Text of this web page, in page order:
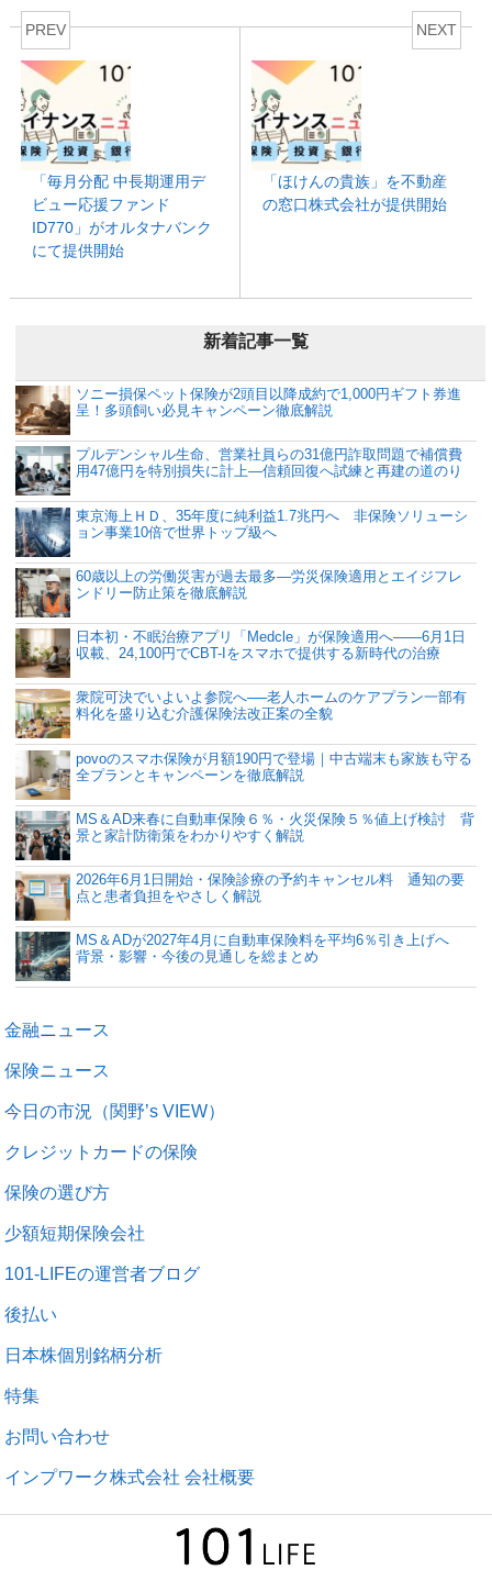
PREV
「毎月分配 中長期運用デ
ビュー応援ファンド
ID770」がオルタナバンク
にて提供開始
NEXT
「ほけんの貴族」を不動産
の窓口株式会社が提供開始
新着記事一覧
ソニー損保ペット保険が2頭目以降成約で1,000円ギフト券進
呈！多頭飼い必見キャンペーン徹底解説
プルデンシャル生命、営業社員らの31億円詐取問題で補償費
用47億円を特別損失に計上―信頼回復へ試練と再建の道のり
東京海上ＨＤ、35年度に純利益1.7兆円へ 非保険ソリューシ
ョン事業10倍で世界トップ級へ
60歳以上の労働災害が過去最多―労災保険適用とエイジフレ
ンドリー防止策を徹底解説
日本初・不眠治療アプリ「Medcle」が保険適用へ――6月1日
収載、24,100円でCBT-Iをスマホで提供する新時代の治療
衆院可決でいよいよ参院へ──老人ホームのケアプラン一部有
料化を盛り込む介護保険法改正案の全貌
povoのスマホ保険が月額190円で登場｜中古端末も家族も守る
全プランとキャンペーンを徹底解説
MS＆AD来春に自動車保険６％・火災保険５％値上げ検討 背
景と家計防衛策をわかりやすく解説
2026年6月1日開始・保険診療の予約キャンセル料 通知の要
点と患者負担をやさしく解説
MS＆ADが2027年4月に自動車保険料を平均6％引き上げへ
背景・影響・今後の見通しを総まとめ
金融ニュース
保険ニュース
今日の市況（関野’s VIEW）
クレジットカードの保険
保険の選び方
少額短期保険会社
101-LIFEの運営者ブログ
後払い
日本株個別銘柄分析
特集
お問い合わせ
インプワーク株式会社 会社概要